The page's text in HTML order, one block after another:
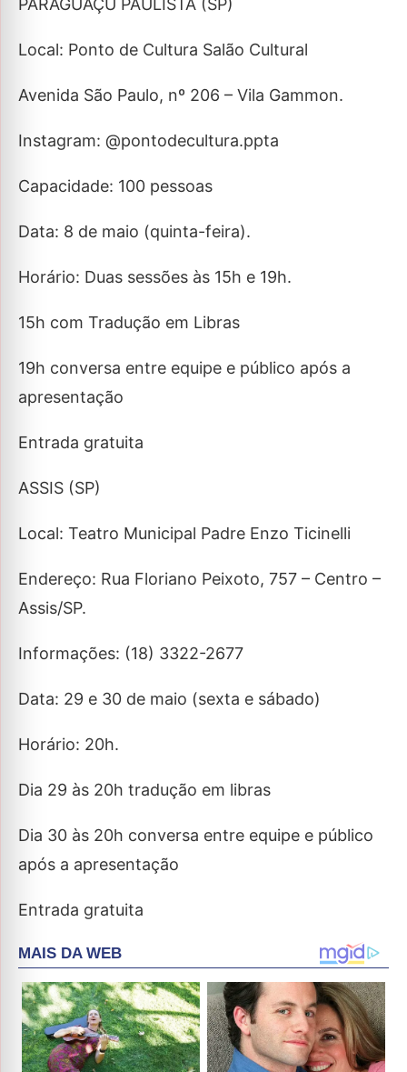
PARAGUAÇU PAULISTA (SP)
Local: Ponto de Cultura Salão Cultural
Avenida São Paulo, nº 206 – Vila Gammon.
Instagram: @pontodecultura.ppta
Capacidade: 100 pessoas
Data: 8 de maio (quinta-feira).
Horário: Duas sessões às 15h e 19h.
15h com Tradução em Libras
19h conversa entre equipe e público após a
apresentação
Entrada gratuita
ASSIS (SP)
Local: Teatro Municipal Padre Enzo Ticinelli
Endereço: Rua Floriano Peixoto, 757 – Centro –
Assis/SP.
Informações: (18) 3322-2677
Data: 29 e 30 de maio (sexta e sábado)
Horário: 20h.
Dia 29 às 20h tradução em libras
Dia 30 às 20h conversa entre equipe e público
após a apresentação
Entrada gratuita